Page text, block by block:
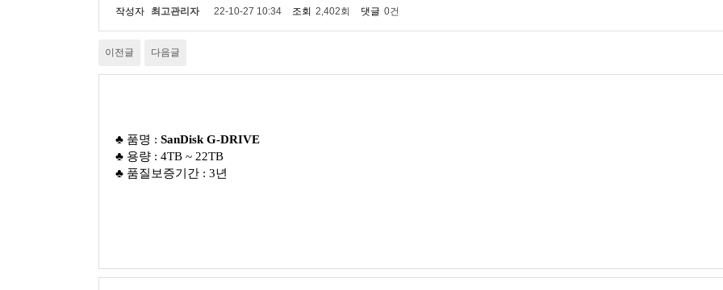
작성자 최고관리자 22-10-27 10:34 조회 2,402회 댓글 0건
이전글 다음글
♣ 품명 : SanDisk G-DRIVE
♣ 용량 : 4TB ~ 22TB
♣ 품질보증기간 : 3년